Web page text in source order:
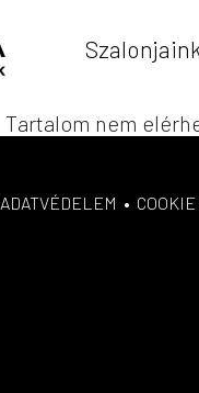
Tartalom nem
ADATVÉDELEM •